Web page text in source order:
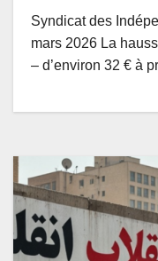
Syndicat des
mars 2026 La
– d’environ 32 € à